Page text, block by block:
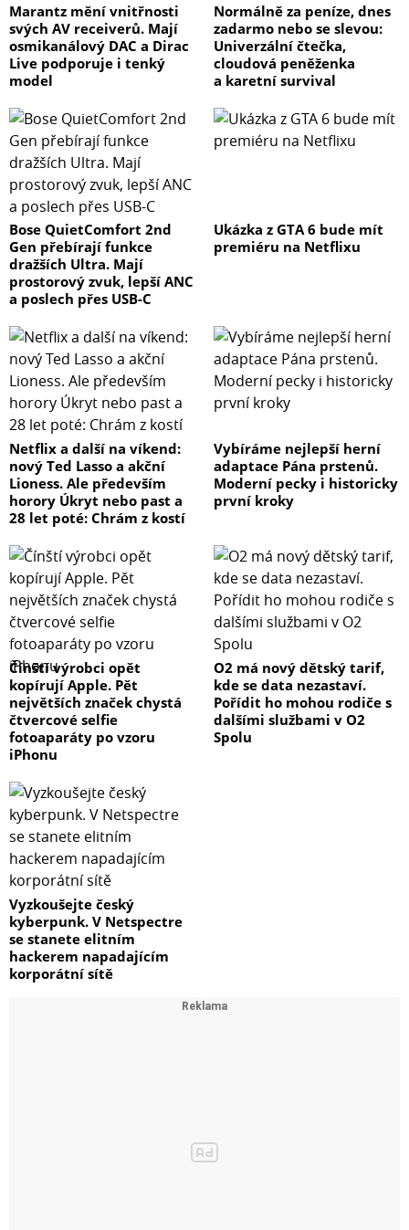
Marantz mění vnitřnosti
svých AV receiverů. Mají
osmikanálový DAC a Dirac
Live podporuje i tenký
model
Normálně za peníze, dnes
zadarmo nebo se slevou:
Univerzální čtečka,
cloudová peněženka
a karetní survival
Bose QuietComfort 2nd
Gen přebírají funkce
dražších Ultra. Mají
prostorový zvuk, lepší ANC
a poslech přes USB-C
Ukázka z GTA 6 bude mít
premiéru na Netflixu
Netflix a další na víkend:
nový Ted Lasso a akční
Lioness. Ale především
horory Úkryt nebo past a
28 let poté: Chrám z kostí
Vybíráme nejlepší herní
adaptace Pána prstenů.
Moderní pecky i historicky
první kroky
Čínští výrobci opět
kopírují Apple. Pět
největších značek chystá
čtvercové selfie
fotoaparáty po vzoru
iPhonu
O2 má nový dětský tarif,
kde se data nezastaví.
Pořídit ho mohou rodiče s
dalšími službami v O2
Spolu
Vyzkoušejte český
kyberpunk. V Netspectre
se stanete elitním
hackerem napadajícím
korporátní sítě